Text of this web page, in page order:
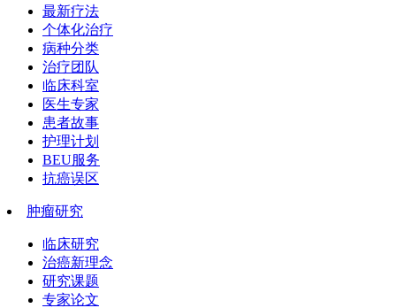
最新疗法
个体化治疗
病种分类
治疗团队
临床科室
医生专家
患者故事
护理计划
BEU服务
抗癌误区
肿瘤研究
临床研究
治癌新理念
研究课题
专家论文